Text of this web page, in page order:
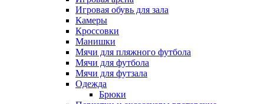
Игровая обувь для зала
Камеры
Кроссовки
Манишки
Мячи для пляжного футбола
Мячи для футбола
Мячи для футзала
Одежда
Брюки